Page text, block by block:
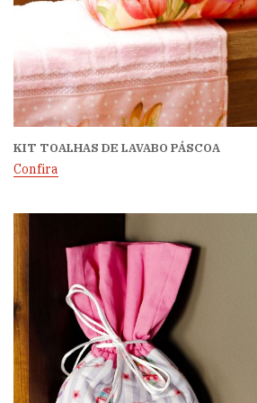
KIT TOALHAS DE LAVABO PÁSCOA
Confira